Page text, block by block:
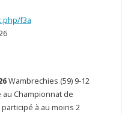
f3a
Wambrechies (59) 9-12
Championnat de
participé à au moins 2